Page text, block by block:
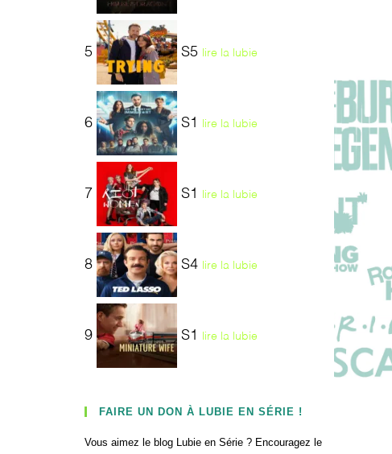
5 S5 lire la lubie
6 S1 lire la lubie
7 S1 lire la lubie
8 S4 lire la lubie
9 S1 lire la lubie
FAIRE UN DON À LUBIE EN SÉRIE !
Vous aimez le blog Lubie en Série ? Encouragez le